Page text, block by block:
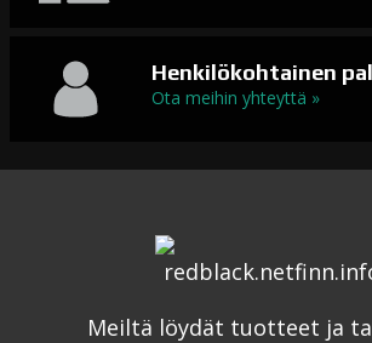
Henkilökohtainen
Ota meihin yhteyttä »
Meiltä löydät tuotteet ja